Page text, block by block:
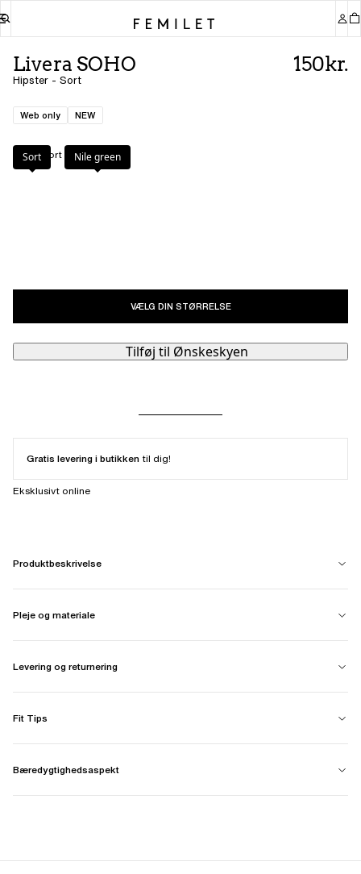
Livera SOHO
Hipster - Sort
150kr.
Web only NEW
Farve: Sort
Sort Nile green
VÆLG DIN STØRRELSE
Tilføj til Ønskeskyen
Gratis levering i butikken til dig!
Eksklusivt online
Produktbeskrivelse
Pleje og materiale
Levering og returnering
Fit Tips
Bæredygtighedsaspekt